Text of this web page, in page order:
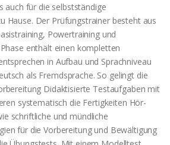
auch für die selbstständige
Hause. Der Prüfungstrainer besteht aus
Powertraining und
enthält einen kompletten
in Aufbau und Sprachniveau
als Fremdsprache. So gelingt die
Didaktisierte Testaufgaben mit
systematisch die Fertigkeiten Hör-
schriftliche und mündliche
für die Vorbereitung und Bewältigung